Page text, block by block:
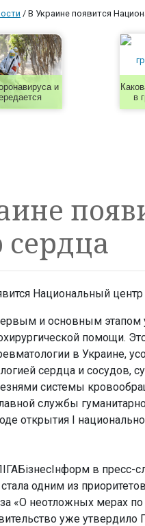
/ В Украине появится
и
в
сердца
и основным
помощи.
в Украине,
сердца и сосудов,
системы
службы
открытия І
в пресс-
одним из
«О неотложных мерах
уже